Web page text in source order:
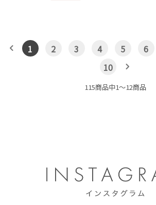
1 2 3 4 5 6
10
115商品中1〜12商品